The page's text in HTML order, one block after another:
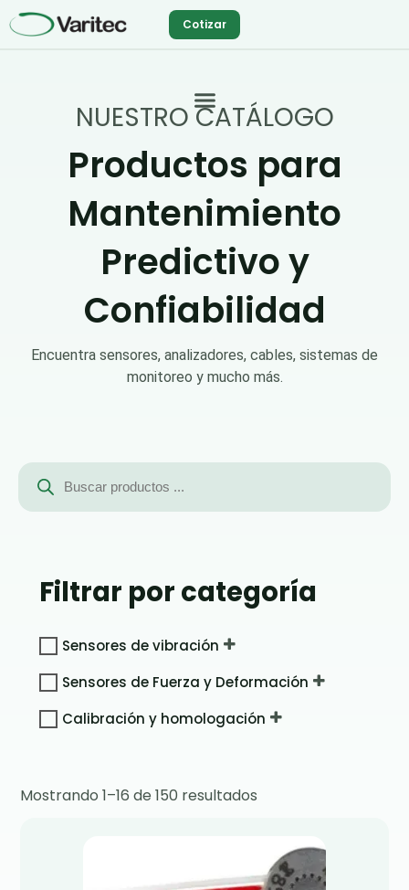
al
Cotizar
NUESTRO CATÁLOGO
Productos para
Mantenimiento
Predictivo y
Confiabilidad
Encuentra sensores, analizadores, cables, sistemas de
monitoreo y mucho más.
Búsqueda
productos
Filtrar por categoría
Sensores de vibración
Sensores de Fuerza y Deformación
Calibración y homologación
Mostrando 1–16 de 150 resultados